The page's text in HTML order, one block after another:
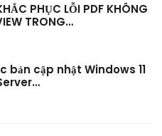
PHỤC LỖI PDF KHÔNG
TRONG…
bản cập nhật Windows 11